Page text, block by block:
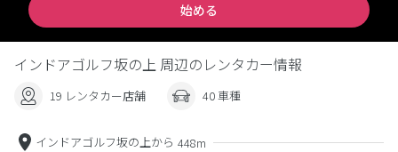
始める
インドアゴルフ坂の上 周辺のレンタカー情報
19 レンタカー店舗 40 車種
インドアゴルフ坂の上から 448m